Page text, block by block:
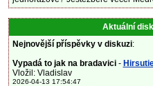
Aktuální
Nejnovější příspěvky v diskuzi:
Vypadá to jak na bradavici -
Vložil: Vladislav
2026-04-13 17:54:47